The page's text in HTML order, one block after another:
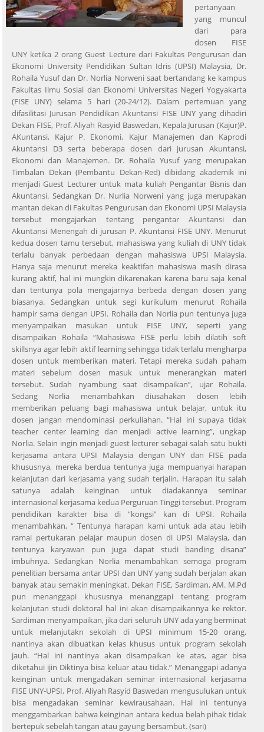
pertanyaan
yang muncul
dari para
dosen FISE
UNY ketika 2 orang Guest Lecture dari Fakultas Pengurusan dan
Ekonomi University Pendidikan Sultan Idris (UPSI) Malaysia, Dr.
Rohaila Yusuf dan Dr. Norlia Norweni saat bertandang ke kampus
Fakultas Ilmu Sosial dan Ekonomi Universitas Negeri Yogyakarta
(FISE UNY) selama 5 hari (20-24/12). Dalam pertemuan yang
difasilitasi Jurusan Pendidikan Akuntansi FISE UNY yang dihadiri
Dekan FISE, Prof. Aliyah Rasyid Baswedan, Kepala Jurusan (Kajur)P.
AKuntansi, Kajur P. Ekonomi, Kajur Manajemen dan Kaprodi
Akuntansi D3 serta beberapa dosen dari jurusan Akuntansi,
Ekonomi dan Manajemen. Dr. Rohaila Yusuf yang merupakan
Timbalan Dekan (Pembantu Dekan-Red) dibidang akademik ini
menjadi Guest Lecturer untuk mata kuliah Pengantar Bisnis dan
Akuntansi. Sedangkan Dr. Nurlia Norweni yang juga merupakan
mantan dekan di Fakultas Pengurusan dan Ekonomi UPSI Malaysia
tersebut mengajarkan tentang pengantar Akuntansi dan
Akuntansi Menengah di jurusan P. Akuntansi FISE UNY. Menurut
kedua dosen tamu tersebut, mahasiswa yang kuliah di UNY tidak
terlalu banyak perbedaan dengan mahasiswa UPSI Malaysia.
Hanya saja menurut mereka keaktifan mahasiswa masih dirasa
kurang aktif, hal ini mungkin dikarenakan karena baru saja kenal
dan tentunya pola mengajarnya berbeda dengan dosen yang
biasanya. Sedangkan untuk segi kurikulum menurut Rohaila
hampir sama dengan UPSI. Rohaila dan Norlia pun tentunya juga
menyampaikan masukan untuk FISE UNY, seperti yang
disampaikan Rohaila “Mahasiswa FISE perlu lebih dilatih soft
skillsnya agar lebih aktif learning sehingga tidak terlalu mengharpa
dosen untuk memberikan materi. Tetapi mereka sudah paham
materi sebelum dosen masuk untuk menerangkan materi
tersebut. Sudah nyambung saat disampaikan”, ujar Rohaila.
Sedang Norlia menambahkan diusahakan dosen lebih
memberikan peluang bagi mahasiswa untuk belajar, untuk itu
dosen jangan mendominasi perkuliahan. “Hal ini supaya tidak
teacher center learning dan menjadi active learning”, ungkap
Norlia. Selain ingin menjadi guest lecturer sebagai salah satu bukti
kerjasama antara UPSI Malaysia dengan UNY dan FISE pada
khususnya, mereka berdua tentunya juga mempuanyai harapan
kelanjutan dari kerjasama yang sudah terjalin. Harapan itu salah
satunya adalah keinginan untuk diadakannya seminar
internasional kerjasama kedua Perguruan Tinggi tersebut. Program
pendidikan karakter bisa di ”kongsi” kan di UPSI. Rohaila
menambahkan, “ Tentunya harapan kami untuk ada atau lebih
ramai pertukaran pelajar maupun dosen di UPSI Malaysia, dan
tentunya karyawan pun juga dapat studi banding disana”
imbuhnya. Sedangkan Norlia menambahkan semoga program
penelitian bersama antar UPSI dan UNY yang sudah berjalan akan
banyak atau semakin meningkat. Dekan FISE, Sardiman, AM. M.Pd
pun menanggapi khususnya menanggapi tentang program
kelanjutan studi doktoral hal ini akan disampaikannya ke rektor.
Sardiman menyampaikan, jika dari seluruh UNY ada yang berminat
untuk melanjutakn sekolah di UPSI minimum 15-20 orang,
nantinya akan dibuatkan kelas khusus untuk program sekolah
jauh. “Hal ini nantinya akan disampaikan ke atas, agar bisa
diketahui ijin Diktinya bisa keluar atau tidak.” Menanggapi adanya
keinginan untuk mengadakan seminar internasional kerjasama
FISE UNY-UPSI, Prof. Aliyah Rasyid Baswedan mengusulukan untuk
bisa mengadakan seminar kewirausahaan. Hal ini tentunya
menggambarkan bahwa keinginan antara kedua belah pihak tidak
bertepuk sebelah tangan atau gayung bersambut. (sari)